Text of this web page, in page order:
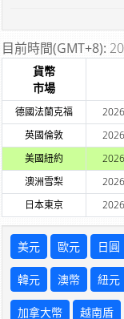
目前時間(GMT+8):
貨幣
市場
德國法蘭克福
英國倫敦
美國紐約
澳洲雪梨
日本東京
美元 歐元 日圓
韓元 澳幣 紐元
加拿大幣 越南盾